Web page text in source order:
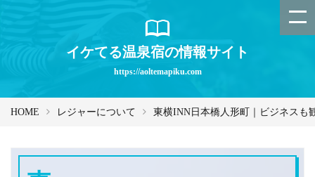
イケてる温泉宿の情報サイト
https://aoltemapiku.com
HOME レジャーについて 東横INN日本橋人形町｜ビジネスも